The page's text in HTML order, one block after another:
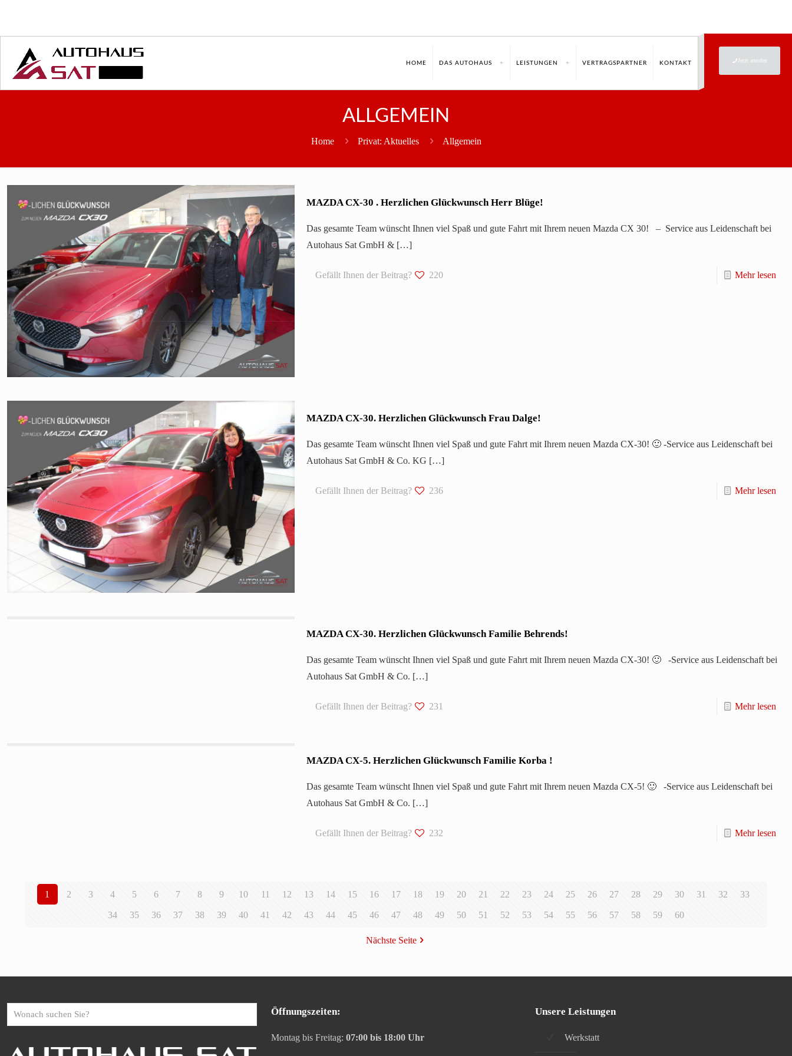
HOME DAS AUTOHAUS LEISTUNGEN VERTRAGSPARTNER KONTAKT Jetzt anrufen
ALLGEMEIN
Home Privat: Aktuelles Allgemein
MAZDA CX-30 . Herzlichen Glückwunsch Herr Blüge!
Das gesamte Team wünscht Ihnen viel Spaß und gute Fahrt mit Ihrem neuen Mazda CX 30! – Service aus Leidenschaft bei
Autohaus Sat GmbH & […]
Gefällt Ihnen der Beitrag? 220 Mehr lesen
MAZDA CX-30. Herzlichen Glückwunsch Frau Dalge!
Das gesamte Team wünscht Ihnen viel Spaß und gute Fahrt mit Ihrem neuen Mazda CX-30! 🙂 -Service aus Leidenschaft bei
Autohaus Sat GmbH & Co. KG […]
Gefällt Ihnen der Beitrag? 236 Mehr lesen
MAZDA CX-30. Herzlichen Glückwunsch Familie Behrends!
Das gesamte Team wünscht Ihnen viel Spaß und gute Fahrt mit Ihrem neuen Mazda CX-30! 🙂 -Service aus Leidenschaft bei
Autohaus Sat GmbH & Co. […]
Gefällt Ihnen der Beitrag? 231 Mehr lesen
MAZDA CX-5. Herzlichen Glückwunsch Familie Korba !
Das gesamte Team wünscht Ihnen viel Spaß und gute Fahrt mit Ihrem neuen Mazda CX-5! 🙂 -Service aus Leidenschaft bei
Autohaus Sat GmbH & Co. […]
Gefällt Ihnen der Beitrag? 232 Mehr lesen
1 2 3 4 5 6 7 8 9 10 11 12 13 14 15 16 17 18 19 20 21 22 23 24 25 26 27 28 29 30 31 32 33
34 35 36 37 38 39 40 41 42 43 44 45 46 47 48 49 50 51 52 53 54 55 56 57 58 59 60
Nächste Seite
Wonach
suchen
Öffnungszeiten:
Montag bis Freitag: 07:00 bis 18:00 Uhr
Unsere Leistungen
Werkstatt